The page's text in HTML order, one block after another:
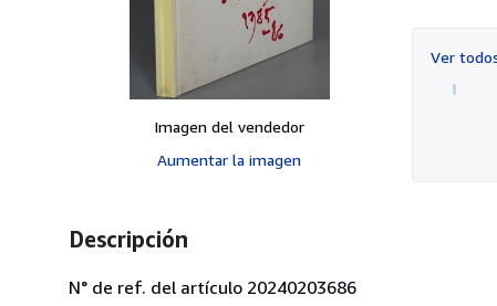
Imagen del vendedor
Aumentar la imagen
Ver
Descripción
N° de ref. del artículo 20240203686